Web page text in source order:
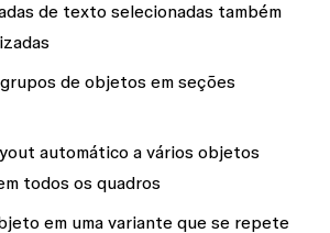
de texto selecionadas também
de objetos em seções
automático a vários objetos
todos os quadros
em uma variante que se repete